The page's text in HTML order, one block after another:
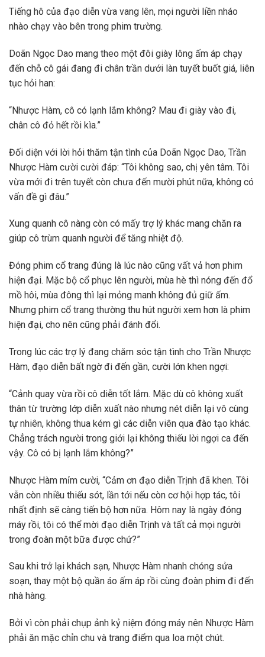
Tiếng hô của đạo diễn vừa vang lên, mọi người liền nháo
nhào chạy vào bên trong phim trường.
Doãn Ngọc Dao mang theo một đôi giày lông ấm áp chạy
đến chỗ cô gái đang đi chân trần dưới làn tuyết buốt giá, liên
tục hỏi han:
“Nhược Hàm, cô có lạnh lắm không? Mau đi giày vào đi,
chân cô đỏ hết rồi kìa.”
Đối diện với lời hỏi thăm tận tình của Doãn Ngọc Dao, Trần
Nhược Hàm cười cười đáp: “Tôi không sao, chị yên tâm. Tôi
vừa mới đi trên tuyết còn chưa đến mười phút nữa, không có
vấn đề gì đâu.”
Xung quanh cô nàng còn có mấy trợ lý khác mang chăn ra
giúp cô trùm quanh người để tăng nhiệt độ.
Đóng phim cổ trang đúng là lúc nào cũng vất vả hơn phim
hiện đại. Mặc bộ cổ phục lên người, mùa hè thì nóng đến đổ
mồ hôi, mùa đông thì lại mỏng manh không đủ giữ ấm.
Nhưng phim cổ trang thường thu hút người xem hơn là phim
hiện đại, cho nên cũng phải đánh đổi.
Trong lúc các trợ lý đang chăm sóc tận tình cho Trần Nhược
Hàm, đạo diễn bất ngờ đi đến gần, cười lớn khen ngợi:
“Cảnh quay vừa rồi cô diễn tốt lắm. Mặc dù cô không xuất
thân từ trường lớp diễn xuất nào nhưng nét diễn lại vô cùng
tự nhiên, không thua kém gì các diễn viên qua đào tạo khác.
Chẳng trách người trong giới lại không thiếu lời ngợi ca đến
vậy. Cô có bị lạnh lắm không?”
Nhược Hàm mỉm cười, “Cảm ơn đạo diễn Trịnh đã khen. Tôi
vẫn còn nhiều thiếu sót, lần tới nếu còn cơ hội hợp tác, tôi
nhất định sẽ càng tiến bộ hơn nữa. Hôm nay là ngày đóng
máy rồi, tôi có thể mời đạo diễn Trịnh và tất cả mọi người
trong đoàn một bữa được chứ?”
Sau khi trở lại khách sạn, Nhược Hàm nhanh chóng sửa
soạn, thay một bộ quần áo ấm áp rồi cùng đoàn phim đi đến
nhà hàng.
Bởi vì còn phải chụp ảnh kỷ niệm đóng máy nên Nhược Hàm
phải ăn mặc chỉn chu và trang điểm qua loa một chút.